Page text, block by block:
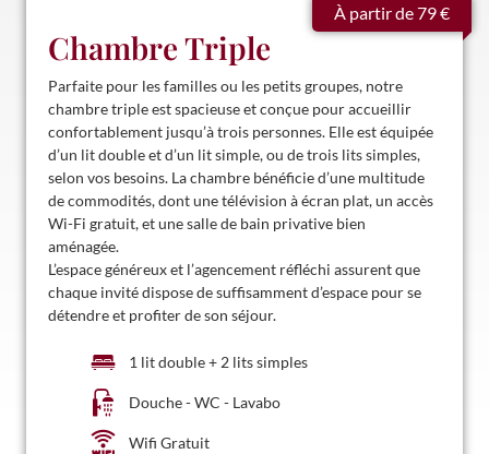
À partir de 79 €
Chambre Triple
Parfaite pour les familles ou les petits groupes, notre
chambre triple est spacieuse et conçue pour accueillir
confortablement jusqu’à trois personnes. Elle est équipée
d’un lit double et d’un lit simple, ou de trois lits simples,
selon vos besoins. La chambre bénéficie d’une multitude
de commodités, dont une télévision à écran plat, un accès
Wi-Fi gratuit, et une salle de bain privative bien
aménagée.
L’espace généreux et l’agencement réfléchi assurent que
chaque invité dispose de suffisamment d’espace pour se
détendre et profiter de son séjour.
1 lit double + 2 lits simples
Douche - WC - Lavabo
Wifi Gratuit